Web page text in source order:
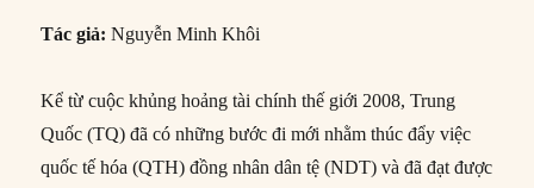
Tác giả:Nguyễn Minh Khôi
Kể từ cuộc khủng hoảng tài chính thế giới 2008, Trung
Quốc (TQ) đã có những bước đi mới nhằm thúc đẩy việc
quốc tế hóa (QTH) đồng nhân dân tệ (NDT) và đã đạt được